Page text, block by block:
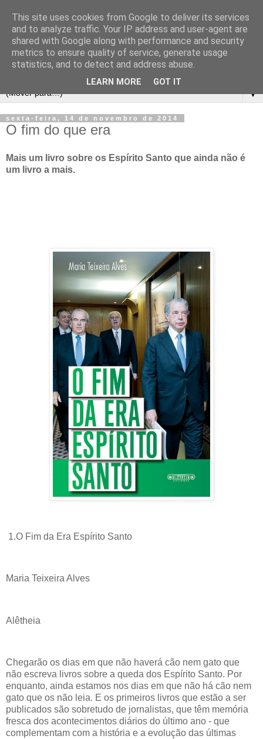
▼
sexta-feira, 14 de novembro de 2014
O fim do que era
Mais um livro sobre os Espírito Santo que ainda não é
um livro a mais.
1.O Fim da Era Espírito Santo
Maria Teixeira Alves
Alêtheia
Chegarão os dias em que não haverá cão nem gato que
não escreva livros sobre a queda dos Espírito Santo. Por
enquanto, ainda estamos nos dias em que não há cão nem
gato que os não leia. E os primeiros livros que estão a ser
publicados são sobretudo de jornalistas, que têm memória
fresca dos acontecimentos diários do último ano - que
complementam com a história e a evolução das últimas
This site uses cookies from Google to deliver its services
and to analyze traffic. Your IP address and user-agent are
shared with Google along with performance and security
metrics to ensure quality of service, generate usage
statistics, and to detect and address abuse.
LEARN MORE GOT IT